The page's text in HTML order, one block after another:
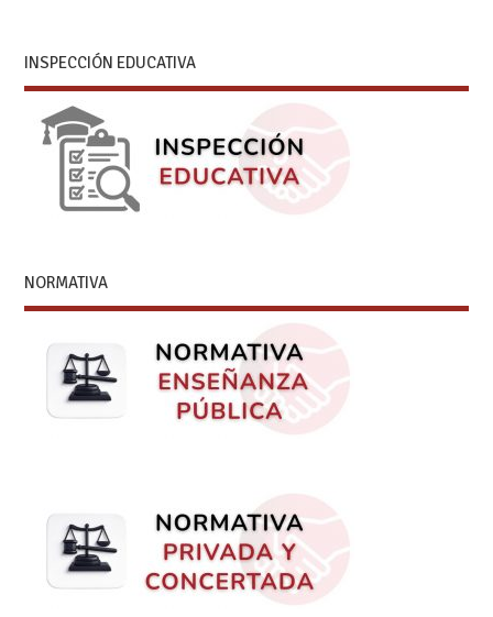
INSPECCIÓN EDUCATIVA
NORMATIVA